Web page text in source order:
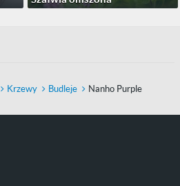
Krzewy Budleje Nanho Purple